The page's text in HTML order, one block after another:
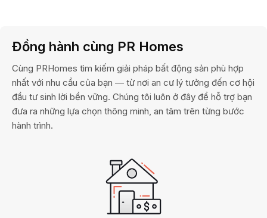
Đồng hành cùng PR Homes
Cùng PRHomes tìm kiếm giải pháp bất động sản phù hợp
nhất với nhu cầu của bạn — từ nơi an cư lý tưởng đến cơ hội
đầu tư sinh lời bền vững. Chúng tôi luôn ở đây để hỗ trợ bạn
đưa ra những lựa chọn thông minh, an tâm trên từng bước
hành trình.